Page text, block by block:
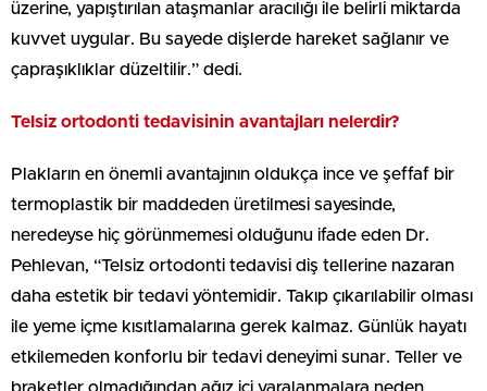
üzerine, yapıştırılan ataşmanlar aracılığı ile belirli miktarda
kuvvet uygular. Bu sayede dişlerde hareket sağlanır ve
çapraşıklıklar düzeltilir.” dedi.
Telsiz ortodonti tedavisinin avantajları nelerdir?
Plakların en önemli avantajının oldukça ince ve şeffaf bir
termoplastik bir maddeden üretilmesi sayesinde,
neredeyse hiç görünmemesi olduğunu ifade eden Dr.
Pehlevan, “Telsiz ortodonti tedavisi diş tellerine nazaran
daha estetik bir tedavi yöntemidir. Takıp çıkarılabilir olması
ile yeme içme kısıtlamalarına gerek kalmaz. Günlük hayatı
etkilemeden konforlu bir tedavi deneyimi sunar. Teller ve